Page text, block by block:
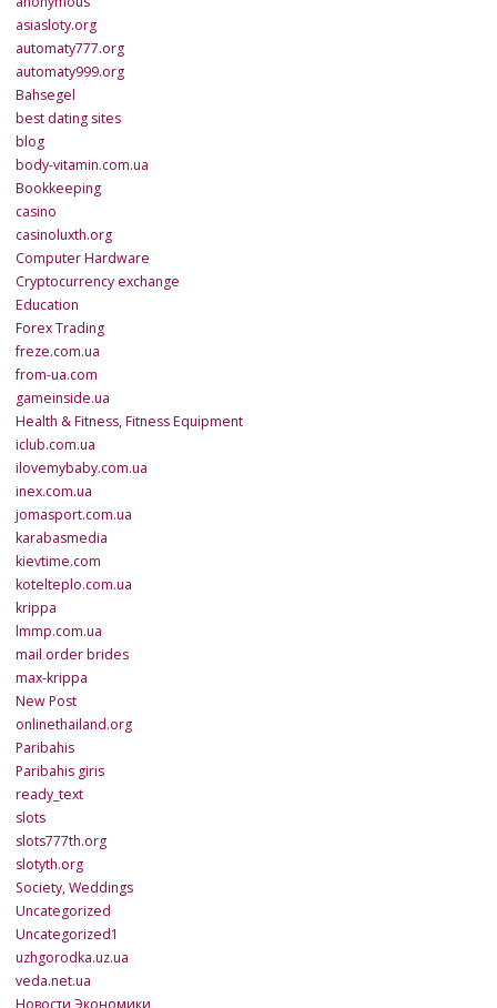
asiasloty.org
automaty777.org
automaty999.org
Bahsegel
best dating sites
blog
body-vitamin.com.ua
Bookkeeping
casino
casinoluxth.org
Computer Hardware
Cryptocurrency exchange
Education
Forex Trading
freze.com.ua
from-ua.com
gameinside.ua
Health & Fitness, Fitness Equipment
iclub.com.ua
ilovemybaby.com.ua
inex.com.ua
jomasport.com.ua
karabasmedia
kievtime.com
kotelteplo.com.ua
krippa
lmmp.com.ua
mail order brides
max-krippa
New Post
onlinethailand.org
Paribahis
Paribahis giris
ready_text
slots
slots777th.org
slotyth.org
Society, Weddings
Uncategorized
Uncategorized1
uzhgorodka.uz.ua
veda.net.ua
Новости Экономики